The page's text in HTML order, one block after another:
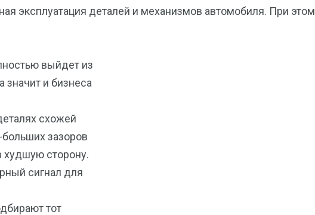
эксплуатация деталей и механизмов автомобиля. При этом
выйдет из
значит и бизнеса
схожей
зазоров
худшую сторону.
сигнал для
тот